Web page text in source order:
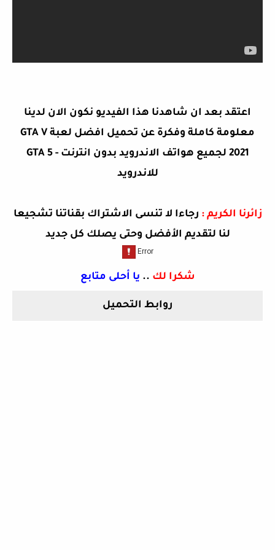
اعتقد بعد ان شاهدنا هذا الفيديو نكون الان لدينا
معلومة كاملة وفكرة عن
تحميل افضل لعبة GTA V
2021 لجميع هواتف الاندرويد بدون انترنت - GTA 5
للاندرويد
زائرنا الكريم : رجاءا لا تنسى الاشتراك بقناتنا تشجيعا
لنا لتقديم الأفضل وحتى يصلك كل جديد
شكرا لك .. يا أحلى متابع
روابط التحميل